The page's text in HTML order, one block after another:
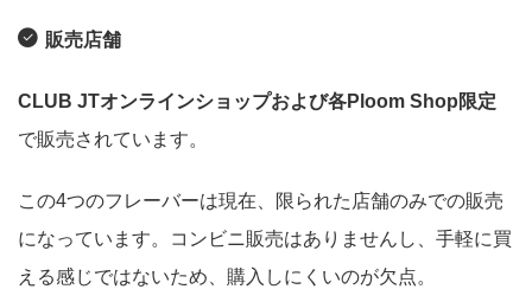
販売店舗
CLUB JTオンラインショップおよび各Ploom Shop限定
で販売されています。
この4つのフレーバーは現在、限られた店舗のみでの販売
になっています。コンビニ販売はありませんし、手軽に買
える感じではないため、購入しにくいのが欠点。